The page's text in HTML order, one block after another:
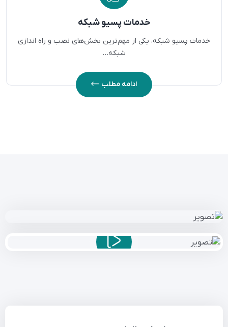
خدمات پسیو شبکه
خدمات پسیو شبکه، یکی از مهم‌ترین بخش‌های نصب و راه اندازی
شبکه…
ادامه مطلب